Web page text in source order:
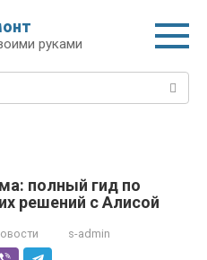
руками
полный гид по
решений с Алисой
s-admin